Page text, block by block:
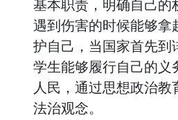
基本职责，明确自己的
遇到伤害的时候能够拿
护自己，当国家首先到
学生能够履行自己的义
人民，通过思想政治教
法治观念。